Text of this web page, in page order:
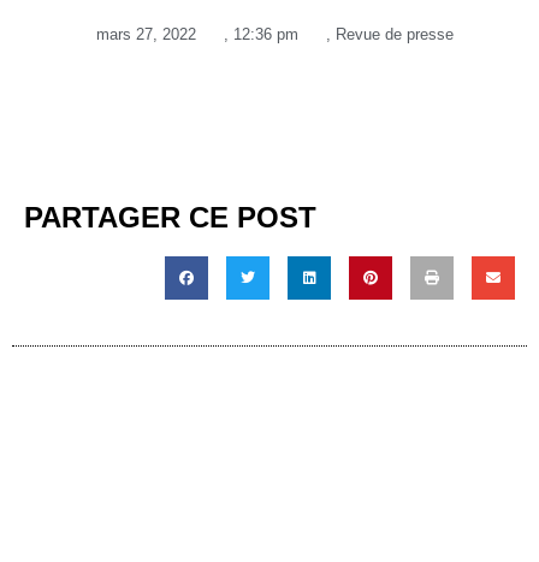
mars 27, 2022 , 12:36 pm , Revue de presse
PARTAGER CE POST